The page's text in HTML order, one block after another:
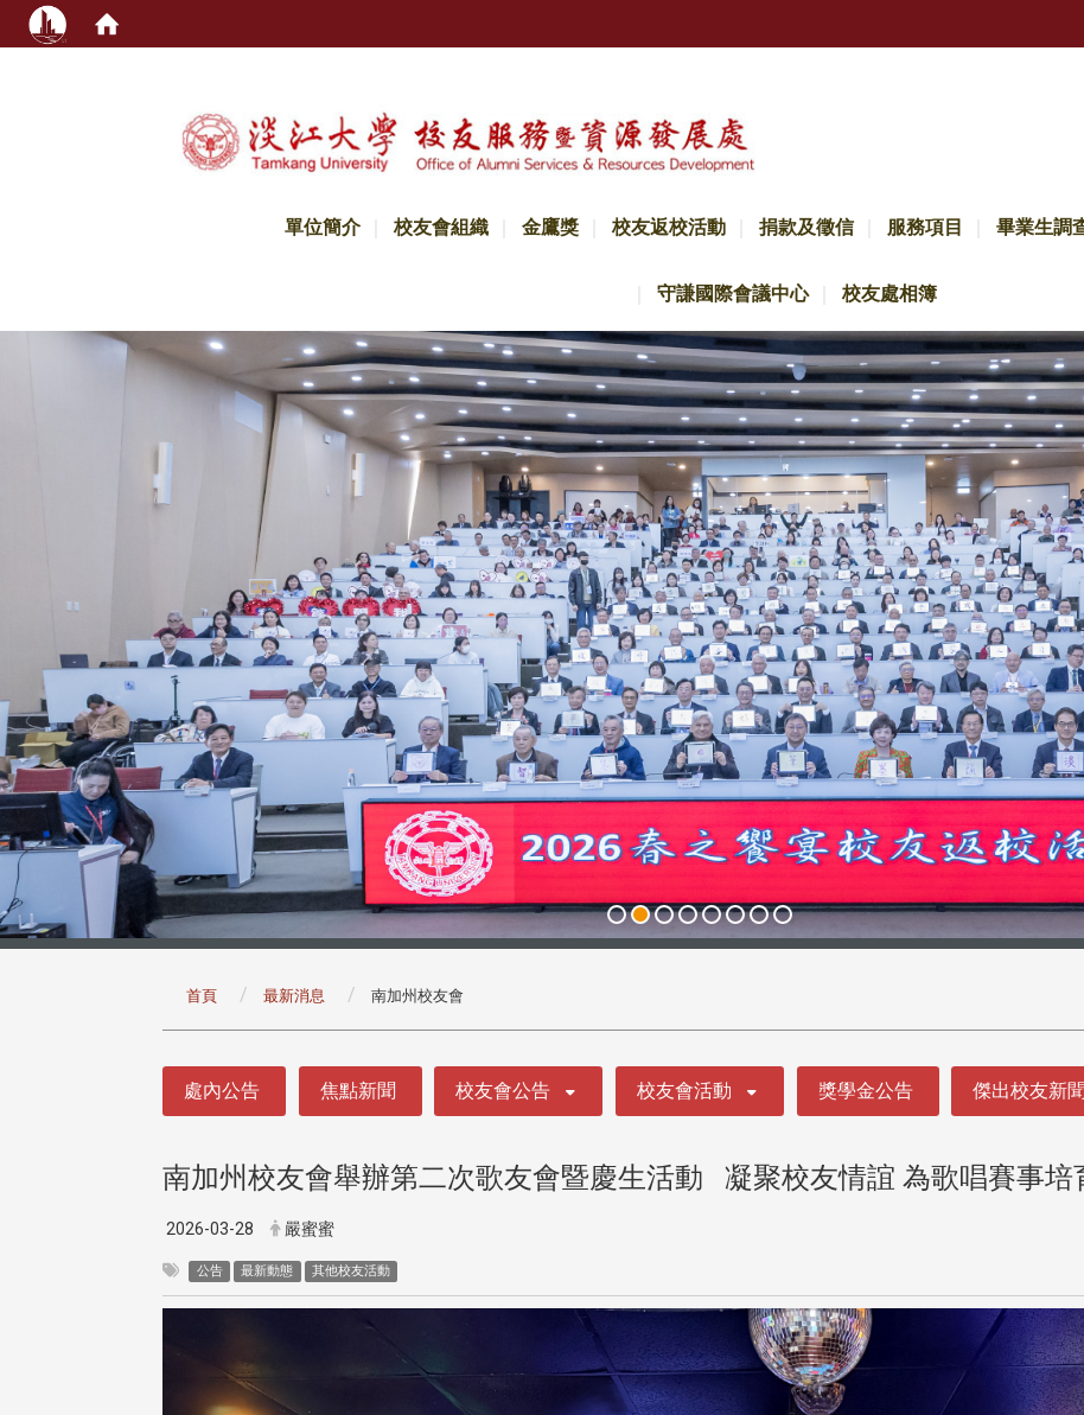
單位簡介 校友會組織 金鷹獎 校友返校活動 捐款及徵信 服務項目 畢業生調
守謙國際會議中心 校友處相簿
首頁 最新消息 南加州校友會
處內公告 焦點新聞 校友會公告 校友會活動 獎學金公告 傑出校友新聞
南加州校友會舉辦第二次歌友會暨慶生活動 凝聚校友情誼 為歌唱賽事培
2026-03-28 嚴蜜蜜
公告 最新動態 其他校友活動